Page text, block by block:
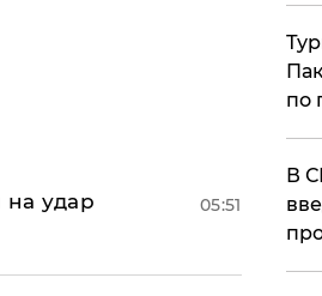
на удар
05:51
по
В